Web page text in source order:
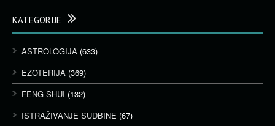
KATEGORIJE
ASTROLOGIJA (633)
EZOTERIJA (369)
FENG SHUI (132)
ISTRAŽIVANJE SUDBINE (67)